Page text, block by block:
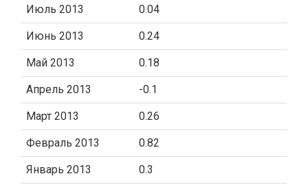
Июль 2013 0.04
Июнь 2013 0.24
Май 2013 0.18
Апрель 2013 -0.1
Март 2013 0.26
Февраль 2013 0.82
Январь 2013 0.3